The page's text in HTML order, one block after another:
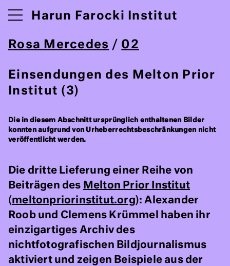
Harun Farocki Institut
Rosa Mercedes / 02
Einsendungen des Melton Prior
Institut (3)
Die in diesem Abschnitt ursprünglich enthaltenen Bilder
konnten aufgrund von Urheberrechtsbeschränkungen nicht
veröffentlicht werden.
Die dritte Lieferung einer Reihe von
Beiträgen des Melton Prior Institut
(meltonpriorinstitut.org): Alexander
Roob und Clemens Krümmel haben ihr
einzigartiges Archiv des
nichtfotografischen Bildjournalismus
aktiviert und zeigen Beispiele aus der